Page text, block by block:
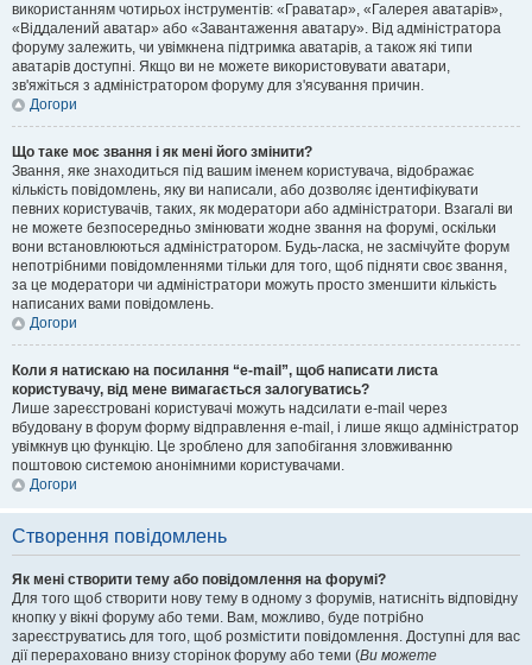
використанням чотирьох інструментів: «Граватар», «Галерея аватарів»,
«Віддалений аватар» або «Завантаження аватару». Від адміністратора
форуму залежить, чи увімкнена підтримка аватарів, а також які типи
аватарів доступні. Якщо ви не можете використовувати аватари,
зв'яжіться з адміністратором форуму для з'ясування причин.
Догори
Що таке моє звання і як мені його змінити?
Звання, яке знаходиться під вашим іменем користувача, відображає
кількість повідомлень, яку ви написали, або дозволяє ідентифікувати
певних користувачів, таких, як модератори або адміністратори. Взагалі ви
не можете безпосередньо змінювати жодне звання на форумі, оскільки
вони встановлюються адміністратором. Будь-ласка, не засмічуйте форум
непотрібними повідомленнями тільки для того, щоб підняти своє звання,
за це модератори чи адміністратори можуть просто зменшити кількість
написаних вами повідомлень.
Догори
Коли я натискаю на посилання “e-mail”, щоб написати листа
користувачу, від мене вимагається залогуватись?
Лише зареєстровані користувачі можуть надсилати e-mail через
вбудовану в форум форму відправлення e-mail, і лише якщо адміністратор
увімкнув цю функцію. Це зроблено для запобігання зловживанню
поштовою системою анонімними користувачами.
Догори
Створення повідомлень
Як мені створити тему або повідомлення на форумі?
Для того щоб створити нову тему в одному з форумів, натисніть відповідну
кнопку у вікні форуму або теми. Вам, можливо, буде потрібно
зареєструватись для того, щоб розмістити повідомлення. Доступні для вас
дії перераховано внизу сторінок форуму або теми (Ви можете